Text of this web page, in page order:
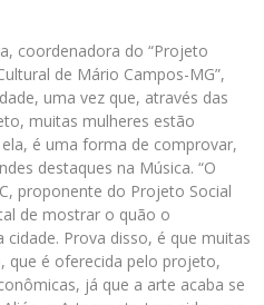
coordenadora do “Projeto
de Mário Campos-MG”,
uma vez que, através das
muitas mulheres estão
é uma forma de comprovar,
destaques na Música. “O
proponente do Projeto Social
de mostrar o quão o
Prova disso, é que muitas
que é oferecida pelo projeto,
já que a arte acaba se